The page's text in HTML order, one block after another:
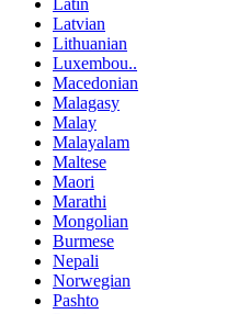
Latin
Latvian
Lithuanian
Luxembou..
Macedonian
Malagasy
Malay
Malayalam
Maltese
Maori
Marathi
Mongolian
Burmese
Nepali
Norwegian
Pashto